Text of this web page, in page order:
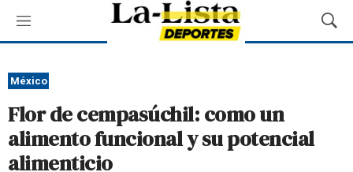
M
e
ú
M
o
México
Flor de cempasúchil: como un
alimento funcional y su potencial
alimenticio